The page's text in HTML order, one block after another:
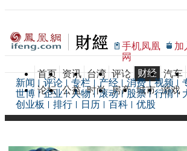
手机凤凰
网
加
首页 资讯 台湾 评论 财经 汽车
论坛 公益 时尚 房产 城市 游戏
新闻 评论 专栏 产经 消费 视频
世博
企业 人物 滚动 股票 行情
创业板
排行 日历 百科 优股